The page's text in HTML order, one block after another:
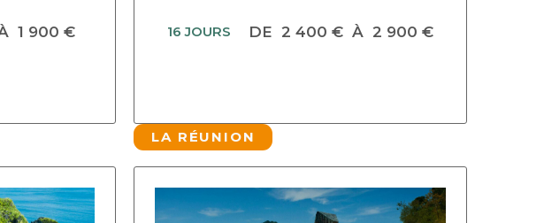
1 900 € 16 JOURS DE 2 400 € À 2 900 €
LA RÉUNION
DECOUVRIR CE CIRCUIT